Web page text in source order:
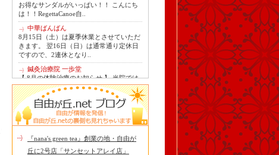
お得なサンダルがいっぱい！！ こんにち
は！！RegettaCanoe自..
中華ばんばん
8月15日（土）は夏季休業とさせていただ
きます。 翌16日（日）は通常通り定休日
ですので、2連休となり..
鍼灸治療院 一歩堂
【 8月の体験治療のお知らせ 】 当院では
毎月第1月曜日を体験dayとし、当院の施
術をお得に体験し..
Le Monde Gourmand
今年も南アルプス @sachiblueberryfarm か
ら美味しいブルーベリーが😋
https://www.instagram.com/sachi..
tomoru
『nana's green tea』創業の地・自由が
丘に2号店「サンセットアレイ店」